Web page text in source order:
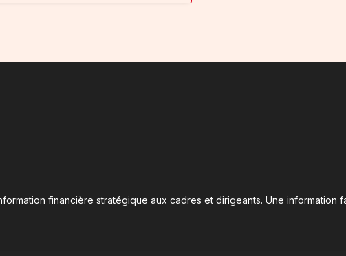
financière stratégique aux cadres et dirigeants. Une information